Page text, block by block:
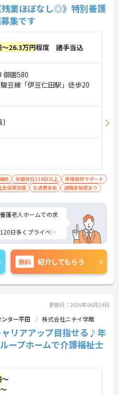
残業ほぼなし◎》特別養護
集です
26.3万円程度 諸手当込
御園580
豆線「伊豆仁田駅」徒歩20
)
助 年間休日110日以上
資格取得サポート
会保険完備 交通費支給 退職金制度あり
護老人ホームでの求
日多くプライベー
合わせください。
無料 紹介してもらう
更新日：2026年06月24日
ター平田 株式会社ニチイ学館
ャリアアップ目指せる♪年
ープホームで介護福祉士
～
～